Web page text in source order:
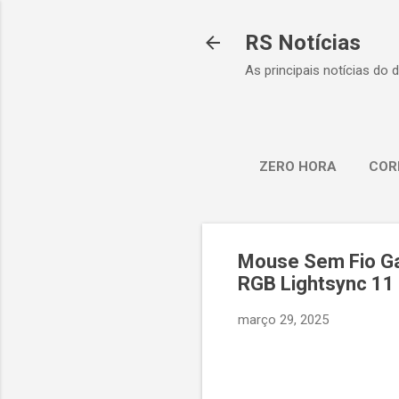
RS Notícias
As principais notícias do
ZERO HORA
Mouse Sem Fio
RGB Lightsync
março 29, 2025